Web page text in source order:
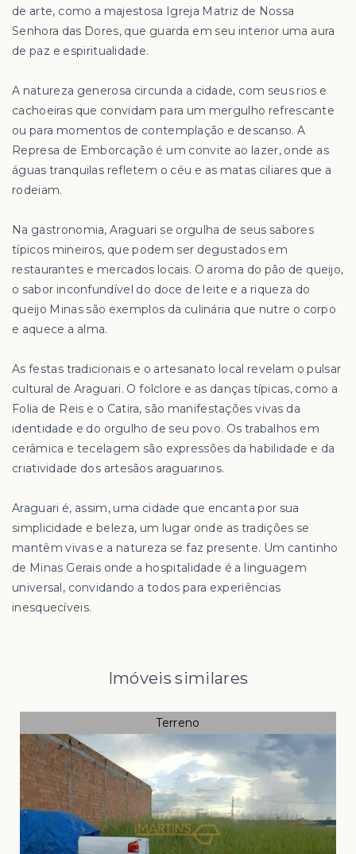
de arte, como a majestosa Igreja Matriz de Nossa
Senhora das Dores, que guarda em seu interior uma aura
de paz e espiritualidade.
A natureza generosa circunda a cidade, com seus rios e
cachoeiras que convidam para um mergulho refrescante
ou para momentos de contemplação e descanso. A
Represa de Emborcação é um convite ao lazer, onde as
águas tranquilas refletem o céu e as matas ciliares que a
rodeiam.
Na gastronomia, Araguari se orgulha de seus sabores
típicos mineiros, que podem ser degustados em
restaurantes e mercados locais. O aroma do pão de queijo,
o sabor inconfundível do doce de leite e a riqueza do
queijo Minas são exemplos da culinária que nutre o corpo
e aquece a alma.
As festas tradicionais e o artesanato local revelam o pulsar
cultural de Araguari. O folclore e as danças típicas, como a
Folia de Reis e o Catira, são manifestações vivas da
identidade e do orgulho de seu povo. Os trabalhos em
cerâmica e tecelagem são expressões da habilidade e da
criatividade dos artesãos araguarinos.
Araguari é, assim, uma cidade que encanta por sua
simplicidade e beleza, um lugar onde as tradições se
mantêm vivas e a natureza se faz presente. Um cantinho
de Minas Gerais onde a hospitalidade é a linguagem
universal, convidando a todos para experiências
inesquecíveis.
Imóveis similares
Terreno